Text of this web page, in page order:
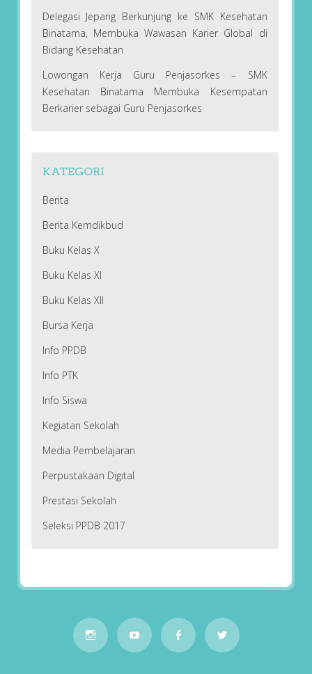
Delegasi Jepang Berkunjung ke SMK Kesehatan
Binatama, Membuka Wawasan Karier Global di
Bidang Kesehatan
Lowongan Kerja Guru Penjasorkes – SMK
Kesehatan Binatama Membuka Kesempatan
Berkarier sebagai Guru Penjasorkes
KATEGORI
Berita
Berita Kemdikbud
Buku Kelas X
Buku Kelas XI
Buku Kelas XII
Bursa Kerja
Info PPDB
Info PTK
Info Siswa
Kegiatan Sekolah
Media Pembelajaran
Perpustakaan Digital
Prestasi Sekolah
Seleksi PPDB 2017